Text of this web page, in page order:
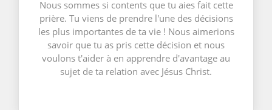
Nous sommes si contents que tu aies fait cette
prière. Tu viens de prendre l'une des décisions
les plus importantes de ta vie ! Nous aimerions
savoir que tu as pris cette décision et nous
voulons t'aider à en apprendre d'avantage au
sujet de ta relation avec Jésus Christ.